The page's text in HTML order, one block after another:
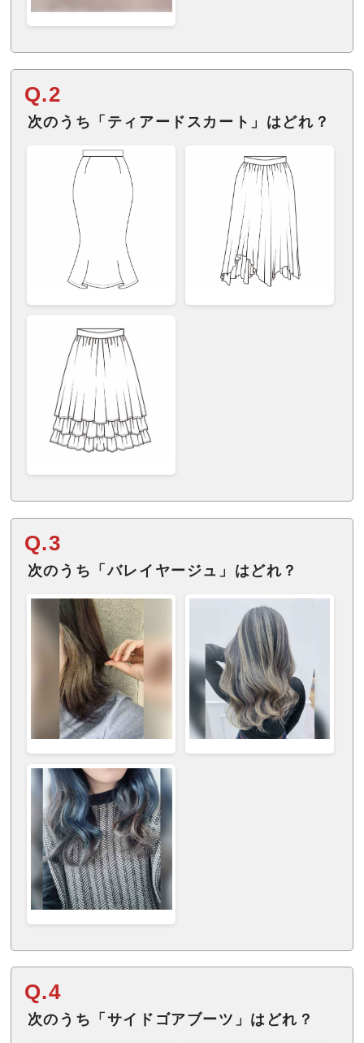
Q.2
次のうち「ティアードスカート」はどれ？
Q.3
次のうち「バレイヤージュ」はどれ？
Q.4
次のうち「サイドゴアブーツ」はどれ？